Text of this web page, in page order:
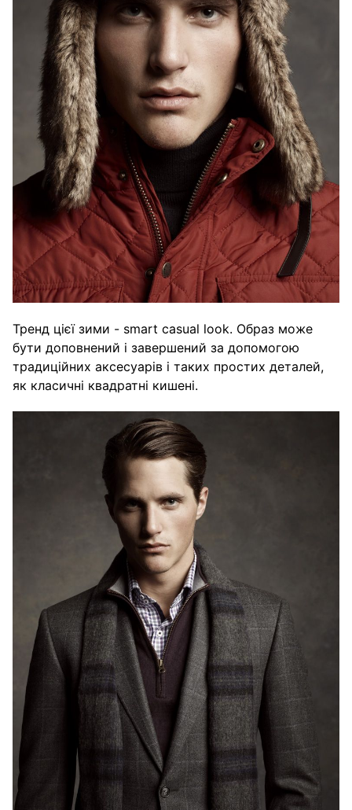
Тренд цієї зими - smart casual look. Образ може
бути доповнений і завершений за допомогою
традиційних аксесуарів і таких простих деталей,
як класичні квадратні кишені.